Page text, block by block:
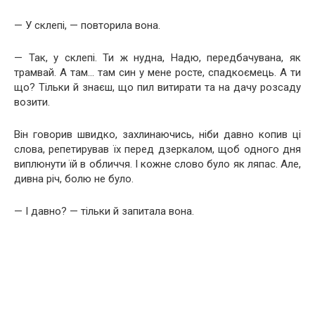
— У склепі, — повторила вона.
— Так, у склепі. Ти ж нудна, Надю, передбачувана, як
трамвай. А там… там син у мене росте, спадкоємець. А ти
що? Тільки й знаєш, що пил витирати та на дачу розсаду
возити.
Він говорив швидко, захлинаючись, ніби давно копив ці
слова, репетирував їх перед дзеркалом, щоб одного дня
виплюнути їй в обличчя. І кожне слово було як ляпас. Але,
дивна річ, болю не було.
— І давно? — тільки й запитала вона.